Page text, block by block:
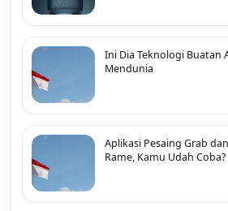
Ini Dia Teknologi Buatan
Mendunia
Aplikasi Pesaing Grab
Rame, Kamu Udah Coba?